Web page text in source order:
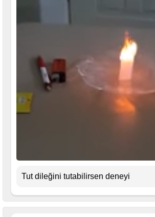
Tut dileğini tutabilirsen deneyi